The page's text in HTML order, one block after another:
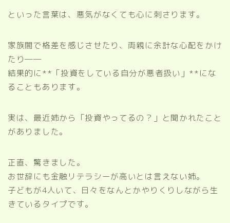
といった言葉は、悪気がなくても心に刺さります。
家族間で格差を感じさせたり、両親に余計な心配をかけ
たり──
結果的に**「投資をしている自分が悪者扱い」**にな
ることもあります。
実は、最近姉から「投資やってるの？」と聞かれたこと
がありました。
正直、驚きました。
お世辞にも金融リテラシーが高いとは言えない姉。
子どもが4人いて、日々をなんとかやりくりしながら生
きているタイプです。